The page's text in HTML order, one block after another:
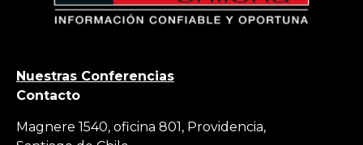
Nuestras Conferencias
Contacto
Magnere 1540, oficina 801, Providencia,